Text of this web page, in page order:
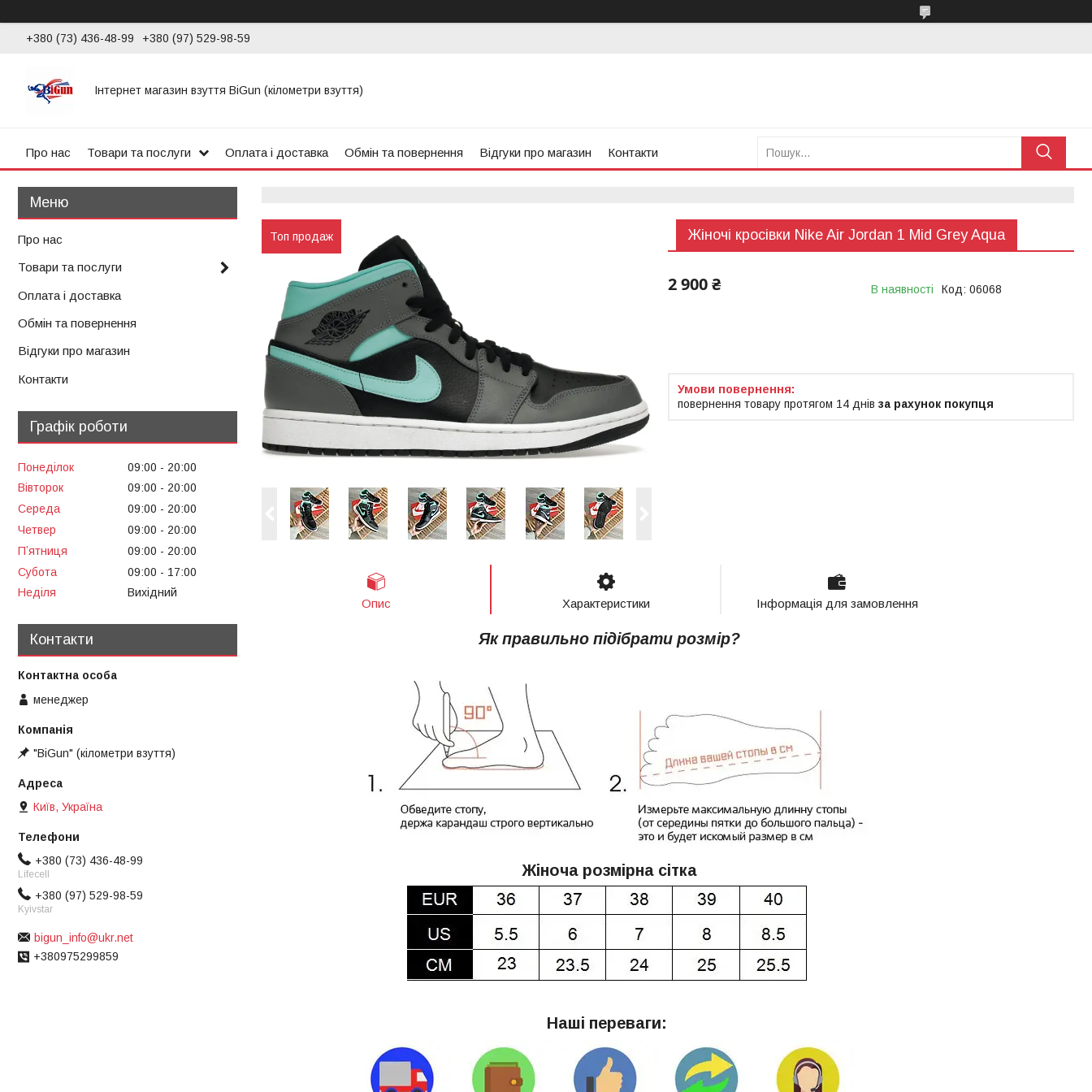
+380 (73) 436-48-99 +380 (97) 529-98-59
Інтернет магазин взуття BiGun (кілометри взуття)
Про нас Товари та послуги Оплата і доставка Обмін та повернення Відгуки про магазин Контакти
Топ продаж Жіночі кросівки Nike Air Jordan 1 Mid Grey Aqua
2 900 ₴ В наявності Код: 06068
повернення товару протягом 14 днів за рахунок покупця
Опис Характеристики Інформація для замовлення
Як правильно підібрати розмір?
Жіноча розмірна сітка
Наші переваги:
Про нас
Товари та послуги
Оплата і доставка
Обмін та повернення
Відгуки про магазин
Контакти
Графік роботи
Понеділок 09:00
20:00
Вівторок
09:00
20:00
Середа
09:00
20:00
Четвер
09:00
20:00
Пʼятниця
09:00
20:00
Субота
09:00
17:00
Неділя
Вихідний
Контакти
менеджер
"BiGun" (кілометри взуття)
Київ, Україна
+380 (73) 436-48-99
Lifecell
+380 (97) 529-98-59
Kyivstar
bigun_info@ukr.net
+380975299859